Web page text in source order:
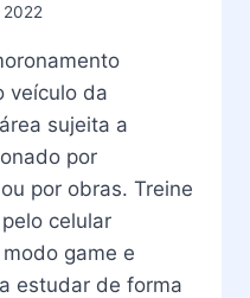
2022
veículo da
sujeita a
por
por obras. Treine
celular
game e
estudar de forma